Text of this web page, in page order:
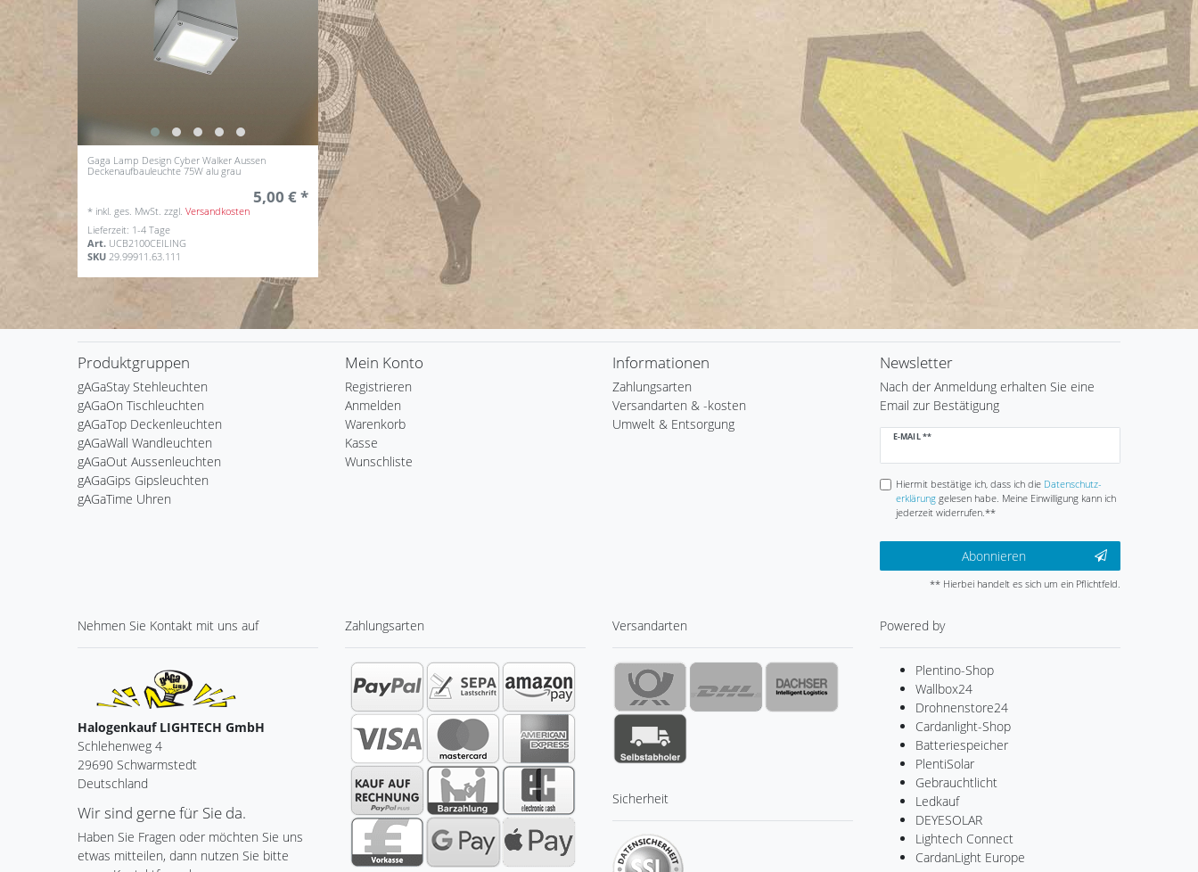
Gaga Lamp Design Cyber Walker Aussen
Deckenaufbauleuchte 75W alu grau
5,00 € *
* inkl. ges. MwSt. zzgl.Versandkosten
Lieferzeit: 1-4 Tage
Art. UCB2100CEILING
SKU 29.99911.63.111
Produktgruppen
gAGaStay Stehleuchten
gAGaOn Tischleuchten
gAGaTop Deckenleuchten
gAGaWall Wandleuchten
gAGaOut Aussenleuchten
gAGaGips Gipsleuchten
gAGaTime Uhren
Mein Konto
Registrieren
Anmelden
Warenkorb
Kasse
Wunschliste
Informationen
Zahlungsarten
Versandarten & -kosten
Umwelt & Entsorgung
Newsletter
Nach der Anmeldung erhalten Sie eine
Email zur Bestätigung
E-MAIL **
Newsletter
Hiermit bestätige ich, dass ich die Daten­schutz­
erklärunggelesen habe. Meine Einwilligung kann ich
jederzeit widerrufen.**
Abonnieren
** Hierbei handelt es sich um ein Pflichtfeld.
Nehmen Sie Kontakt mit uns auf
Halogenkauf LIGHTECH GmbH
Schlehenweg 4
29690 Schwarmstedt
Deutschland
Wir sind gerne für Sie da.
Haben Sie Fragen oder möchten Sie uns
etwas mitteilen, dann nutzen Sie bitte
Zahlungsarten Versandarten
Sicherheit
Powered by
Plentino-Shop
Wallbox24
Drohnenstore24
Cardanlight-Shop
Batteriespeicher
PlentiSolar
Gebrauchtlicht
Ledkauf
DEYESOLAR
Lightech Connect
CardanLight Europe